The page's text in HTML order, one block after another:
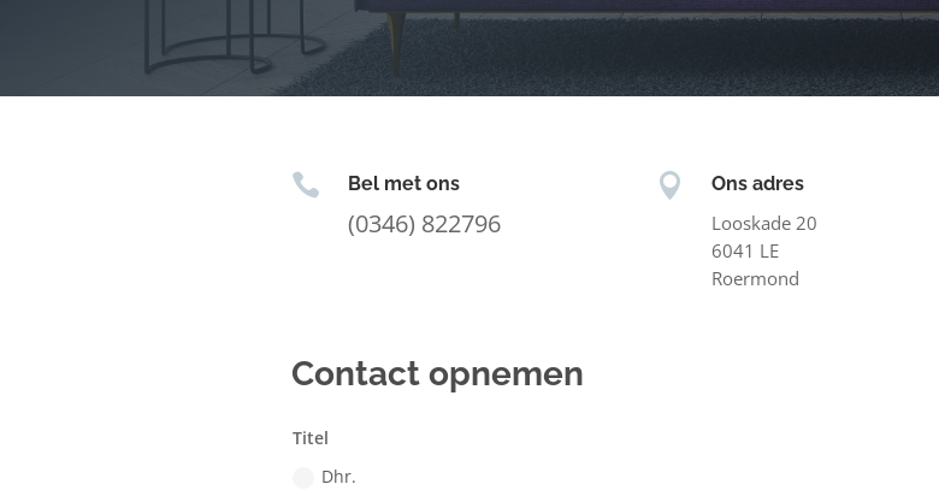
 Bel met ons
(0346) 822796
 Ons adres
Looskade 20
6041 LE
Roermond
Contact opnemen
Titel
Dhr.